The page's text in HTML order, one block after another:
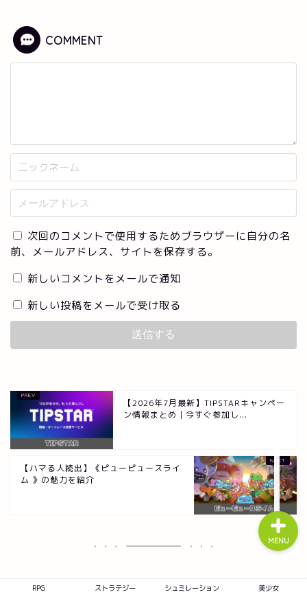
COMMENT
次回のコメントで使用するためブラウザーに自分の名
前、メールアドレス、サイトを保存する。
新しいコメントをメールで通知
新しい投稿をメールで受け取る
【2026年7月最新】TIPSTARキャンペー
ン情報まとめ｜今すぐ参加し...
【ハマる人続出】《ピューピュースライ
ム 》の魅力を紹介
RPG ストラテジー シュミレーション 美少女
MENU
RPG
シュミレーション
美少女